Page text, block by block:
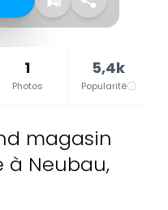
1
Photos
5,4k
Popularité
magasin
à Neubau,